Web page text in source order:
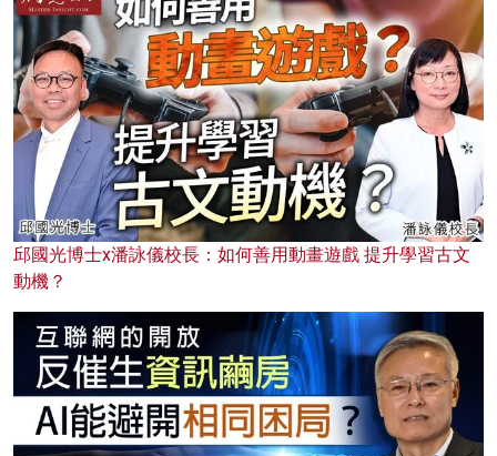
邱國光博士x潘詠儀校長：如何善用動畫遊戲 提升學習古文
動機？